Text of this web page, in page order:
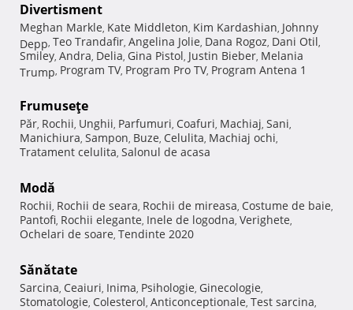
Divertisment
Meghan Markle, Kate Middleton, Kim Kardashian, Johnny
Depp, Teo Trandafir, Angelina Jolie, Dana Rogoz, Dani Otil,
Smiley, Andra, Delia, Gina Pistol, Justin Bieber, Melania
Trump, Program TV, Program Pro TV, Program Antena 1
Frumuseţe
Păr, Rochii, Unghii, Parfumuri, Coafuri, Machiaj, Sani,
Manichiura, Sampon, Buze, Celulita, Machiaj ochi,
Tratament celulita, Salonul de acasa
Modă
Rochii, Rochii de seara, Rochii de mireasa, Costume de baie,
Pantofi, Rochii elegante, Inele de logodna, Verighete,
Ochelari de soare, Tendinte 2020
Sănătate
Sarcina, Ceaiuri, Inima, Psihologie, Ginecologie,
Stomatologie, Colesterol, Anticonceptionale, Test sarcina,